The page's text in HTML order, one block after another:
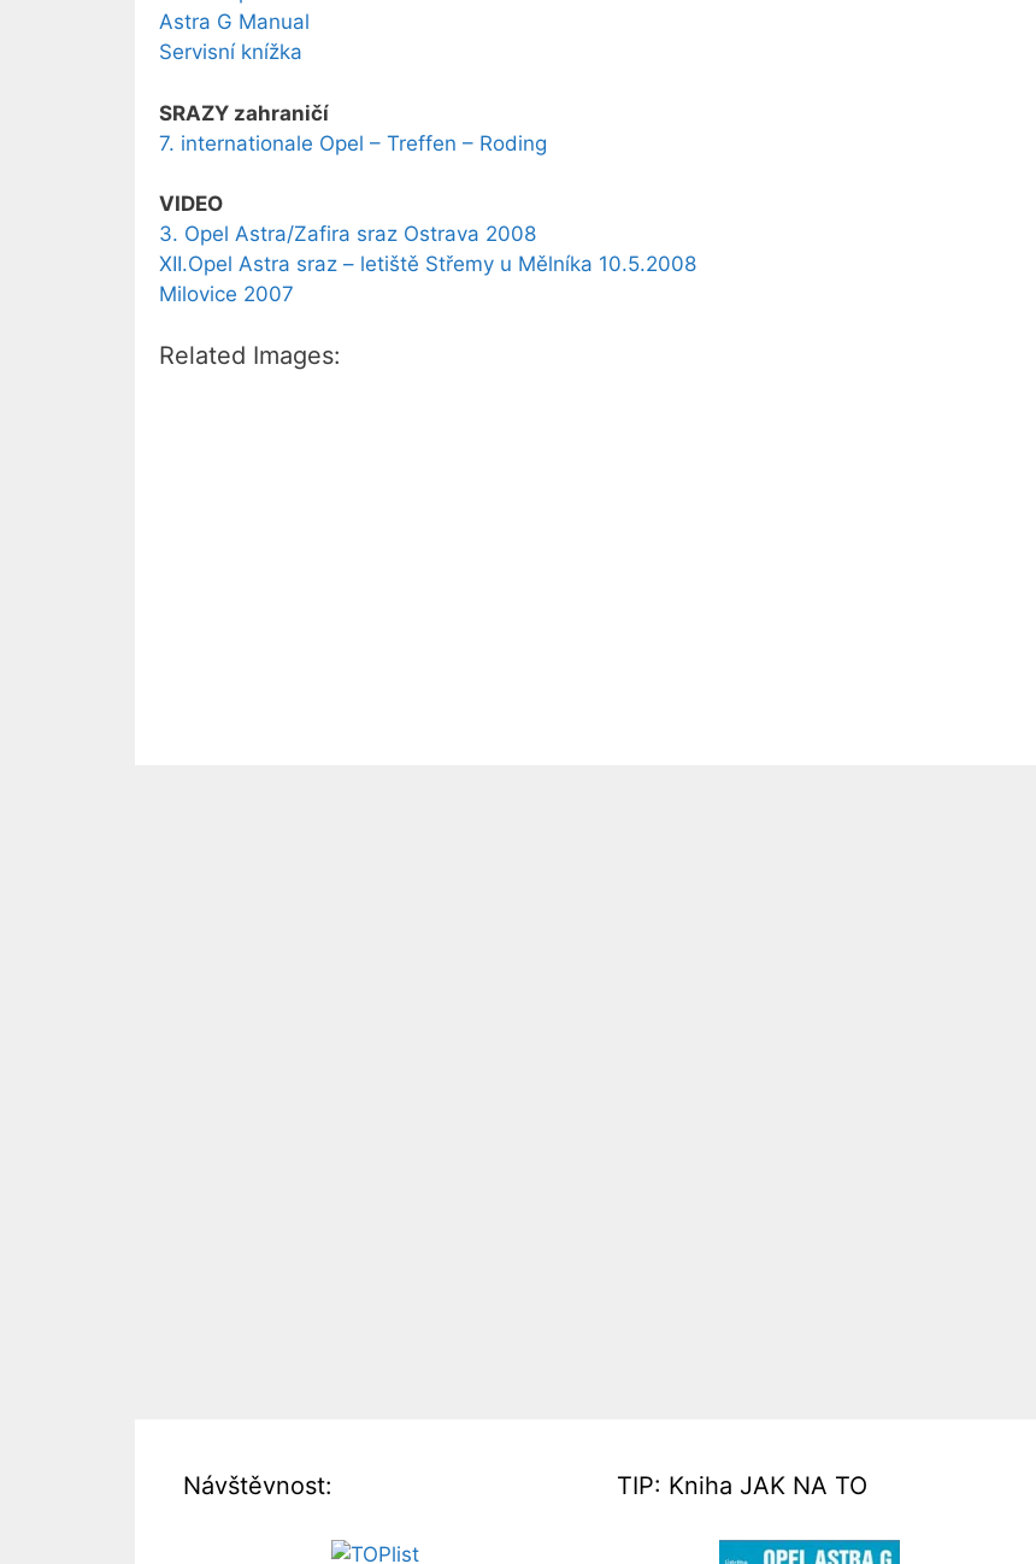
Astra G Manual
Servisní knížka
SRAZY zahraničí
7. internationale Opel – Treffen – Roding
VIDEO
3. Opel Astra/Zafira sraz Ostrava 2008
XII.Opel Astra sraz – letiště Střemy u Mělníka 10.5.2008
Milovice 2007
Related Images:
Návštěvnost: TIP: Kniha JAK NA TO